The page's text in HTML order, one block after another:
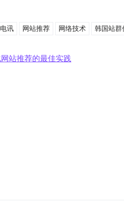
讯 网站推荐 网络技术 韩国站群
站推荐的最佳实践